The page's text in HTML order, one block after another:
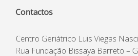
Contactos
Centro Geriátrico Luis Viegas
Rua Fundação Bissaya Barreto –